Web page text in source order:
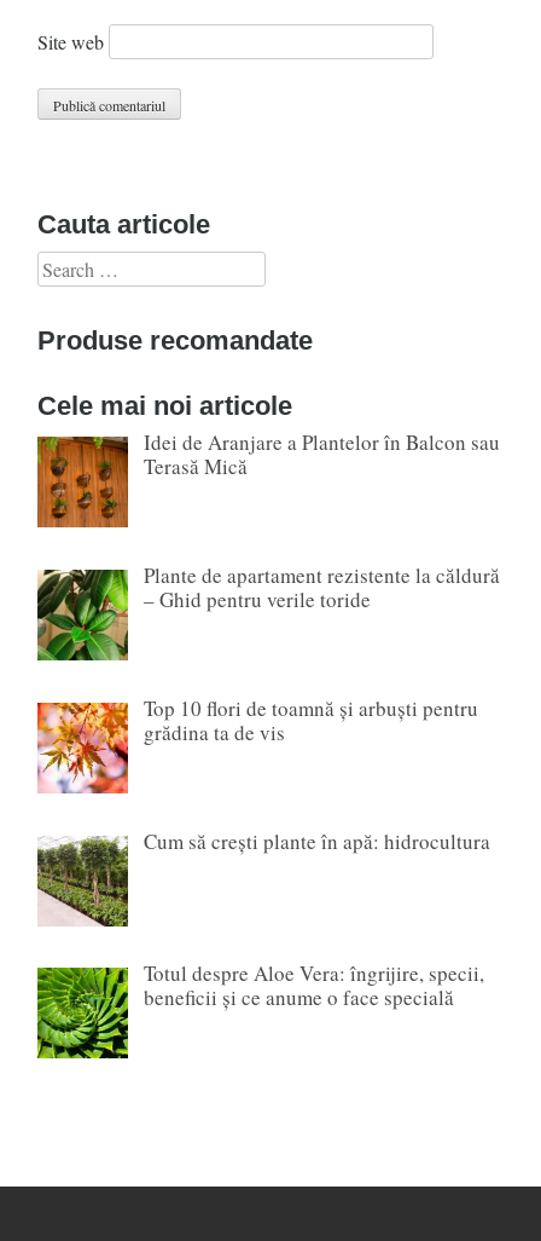
Site web
Cauta articole
Search
Produse recomandate
Cele mai noi articole
Idei de Aranjare a Plantelor în Balcon sau
Terasă Mică
Plante de apartament rezistente la căldură
– Ghid pentru verile toride
Top 10 flori de toamnă și arbuști pentru
grădina ta de vis
Cum să crești plante în apă: hidrocultura
Totul despre Aloe Vera: îngrijire, specii,
beneficii și ce anume o face specială